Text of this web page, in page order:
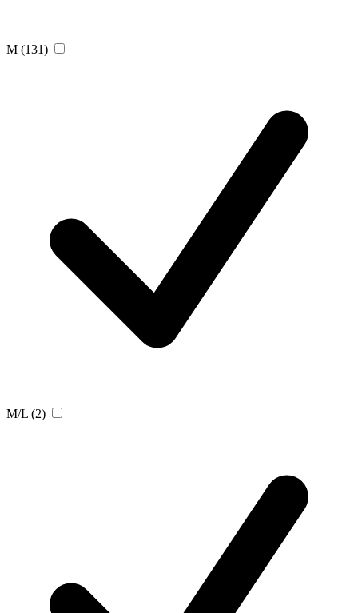
M (131)
M/L (2)